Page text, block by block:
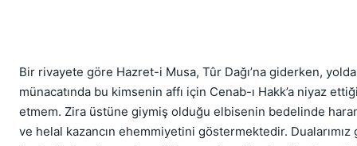
Bir rivayete göre Hazret-i Musa, Tûr Dağı’na giderken,
münacatında bu kimsenin affı için Cenab-ı Hakk’a niyaz
etmem. Zira üstüne giymiş olduğu elbisenin bedelinde
ve helal kazancın ehemmiyetini göstermektedir.